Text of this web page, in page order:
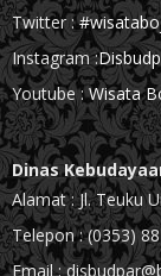
Twitter :
Instagram :
Youtube :Wisata
Dinas
Alamat : Jl. Teuku
Telepon : (0353)
Email :